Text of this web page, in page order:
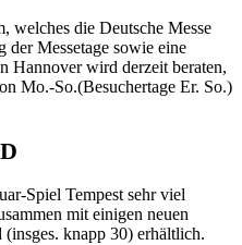
welches die Deutsche Messe
der Messetage sowie eine
Hannover wird derzeit beraten,
Mo.-So.(Besuchertage Er. So.)
Spiel Tempest sehr viel
mit einigen neuen
knapp 30) erhältlich.